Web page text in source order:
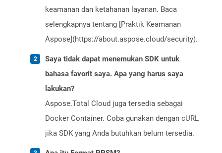
keamanan dan ketahanan layanan. Baca
selengkapnya tentang [Praktik Keamanan
Aspose](https://about.aspose.cloud/security).
Saya tidak dapat menemukan SDK untuk
bahasa favorit saya. Apa yang harus saya
lakukan?
Aspose.Total Cloud juga tersedia sebagai
Docker Container. Coba gunakan dengan cURL
jika SDK yang Anda butuhkan belum tersedia.